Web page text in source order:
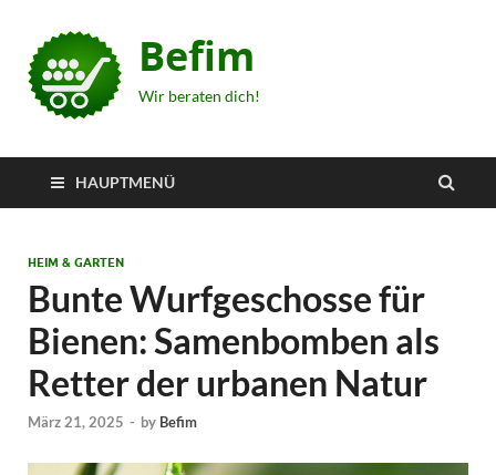
Befim
Wir beraten dich!
HAUPTMENÜ
HEIM & GARTEN
Bunte Wurfgeschosse für
Bienen: Samenbomben als
Retter der urbanen Natur
März 21, 2025 - by Befim